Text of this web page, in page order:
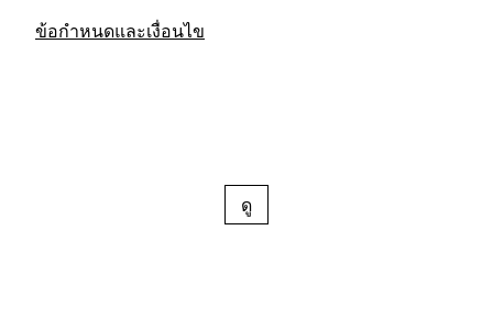
ข้อกำหนดและเงื่อนไข
ดู